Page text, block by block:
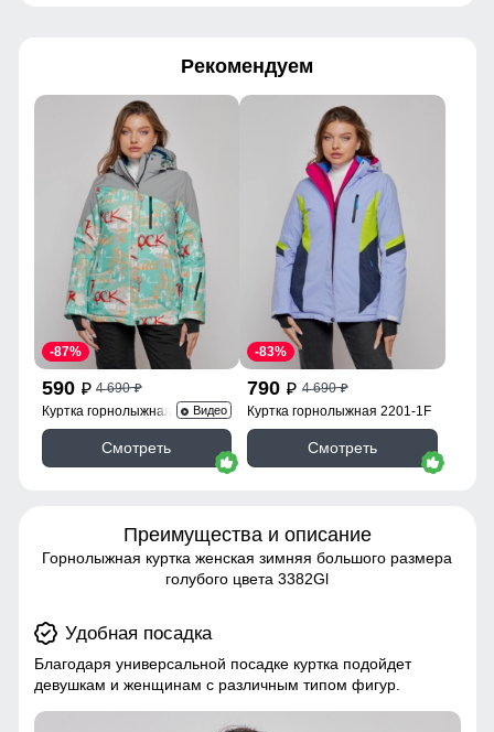
Рекомендуем
590 p 4 690p
-87%
Куртка горнолыжная 2252Br
Видео
Смотреть
790 p 4 690p
-83%
Куртка горнолыжная 2201-1F
Смотреть
Преимущества и описание
Горнолыжная куртка женская зимняя большого размера
голубого цвета 3382Gl
Удобная посадка
Благодаря универсальной посадке куртка подойдет
девушкам и женщинам с различным типом фигур.